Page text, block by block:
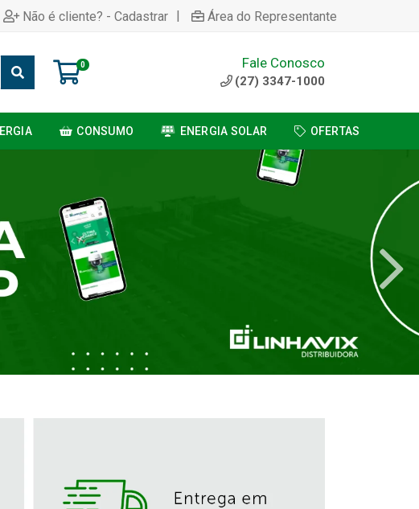
Não é cliente? - Cadastrar | Área do Representante
0 Fale Conosco
(27) 3347-1000
CONSUMO ENERGIA SOLAR OFERTAS